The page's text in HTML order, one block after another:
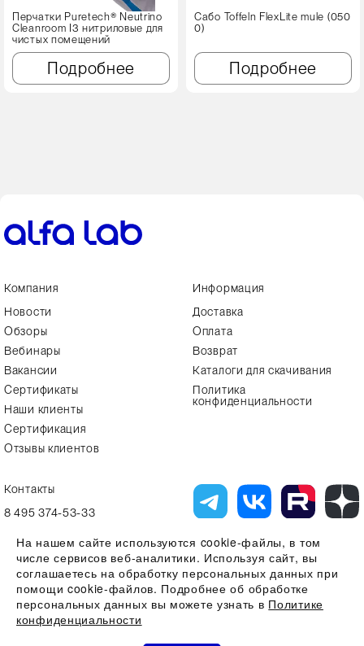
Перчатки Puretech® Neutrino
Cleanroom I3 нитриловые для
чистых помещений
Подробнее
Сабо Toffeln FlexLite mule (050
0)
Подробнее
Компания
Новости
Обзоры
Вебинары
Вакансии
Сертификаты
Наши клиенты
Сертификация
Отзывы клиентов
Информация
Доставка
Оплата
Возврат
Каталоги для скачивания
Политика
конфиденциальности
Контакты
8 495 374-53-33
Вся представленная на сайте информация, касающаяся технических
характеристик, наличия на складе, стоимости товаров, носит
информационный характер и ни при каких условиях не является
публичной офертой, определяемой положениями Статьи 437(2)
Гражданского кодекса РФ
На нашем сайте используются cookie-файлы, в том
числе сервисов веб-аналитики. Используя сайт, вы
соглашаетесь на обработку персональных данных при
помощи cookie-файлов. Подробнее об обработке
персональных данных вы можете узнать в Политике
конфиденциальности